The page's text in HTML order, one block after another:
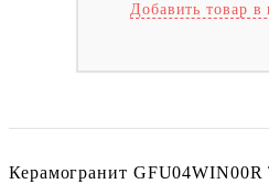
Добавить товар в
Керамогранит